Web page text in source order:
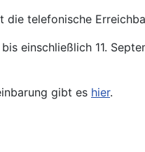
die telefonische
einschließlich 11.
gibt es hier.